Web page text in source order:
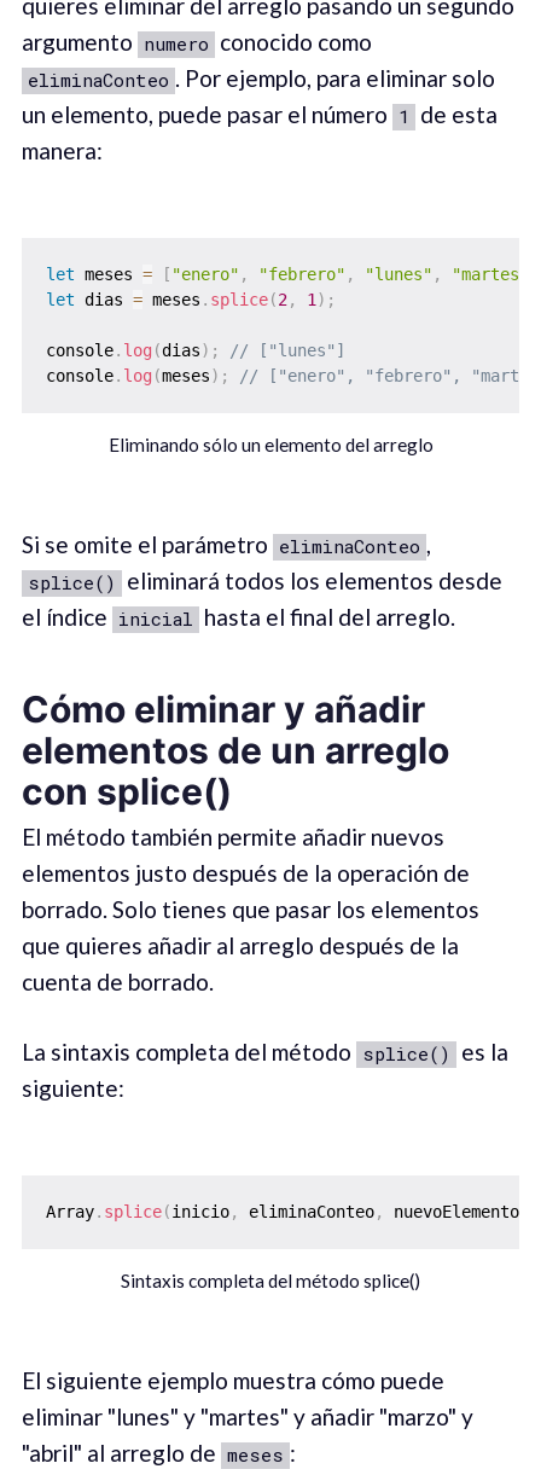
argumento numero conocido como
eliminaConteo . Por ejemplo, para eliminar solo
un elemento, puede pasar el número 1
de esta
manera:
let meses = [ "enero" , "febrero" , "lunes" , "martes"
let dias = meses . splice(2, 1 ) ;
console. log (dias) ;
// ["lunes"]
console. log (meses) ; // ["enero", "febrero",
Eliminando sólo un elemento del arreglo
Si se omite el parámetro eliminaConteo ,
splice()
eliminará todos los elementos desde
el índice inicial hasta el final del arreglo.
Cómo eliminar y añadir
elementos de un arreglo
con splice()
El método también permite añadir nuevos
elementos justo después de la operación de
borrado. Solo tienes que pasar los elementos
que quieres añadir al arreglo después de la
cuenta de borrado.
La sintaxis completa del método splice()
es la
siguiente:
Array. splice(inicio, eliminaConteo, nuevoElemento,
Sintaxis completa del método splice()
El siguiente ejemplo muestra cómo puede
eliminar "lunes" y "martes" y añadir "marzo" y
"abril" al arreglo de meses :